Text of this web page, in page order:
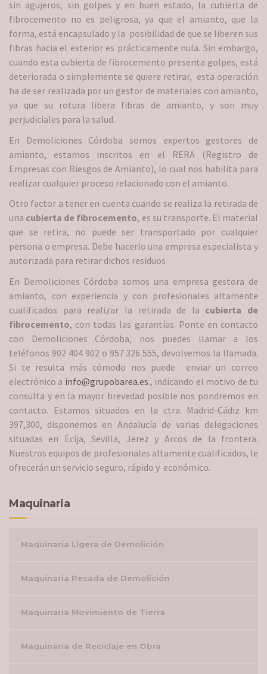
sin agujeros, sin golpes y en buen estado, la cubierta de
fibrocemento no es peligrosa, ya que el amianto, que la
forma, está encapsulado y la posibilidad de que se liberen sus
fibras hacia el exterior es prácticamente nula. Sin embargo,
cuando esta cubierta de fibrocemento presenta golpes, está
deteriorada o simplemente se quiere retirar, esta operación
ha de ser realizada por un gestor de materiales con amianto,
ya que su rotura libera fibras de amianto, y son muy
perjudiciales para la salud.
En Demoliciones Córdoba somos expertos gestores de
amianto, estamos inscritos en el RERA (Registro de
Empresas con Riesgos de Amianto), lo cual nos habilita para
realizar cualquier proceso relacionado con el amianto.
Otro factor a tener en cuenta cuando se realiza la retirada de
una cubierta de fibrocemento, es su transporte. El material
que se retira, no puede ser transportado por cualquier
persona o empresa. Debe hacerlo una empresa especialista y
autorizada para retirar dichos residuos
En Demoliciones Córdoba somos una empresa gestora de
amianto, con experiencia y con profesionales altamente
cualificados para realizar la retirada de la cubierta de
fibrocemento, con todas las garantías. Ponte en contacto
con Demoliciones Córdoba, nos puedes llamar a los
teléfonos 902 404 902 o 957 326 555, devolvemos la llamada.
Si te resulta más cómodo nos puede enviar un correo
electrónico a info@grupobarea.es., indicando el motivo de tu
consulta y en la mayor brevedad posible nos pondremos en
contacto. Estamos situados en la ctra. Madrid-Cádiz km
397,300, disponemos en Andalucía de varias delegaciones
situadas en Écija, Sevilla, Jerez y Arcos de la frontera.
Nuestros equipos de profesionales altamente cualificados, le
ofrecerán un servicio seguro, rápido y económico.
Maquinaria
Maquinaria Ligera de Demolición
Maquinaria Pesada de Demolición
Maquinaria Movimiento de Tierra
Maquinaria de Reciclaje en Obra